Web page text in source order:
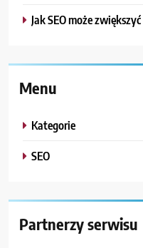
Jak SEO może
Menu
Kategorie
SEO
Partnerzy serwisu